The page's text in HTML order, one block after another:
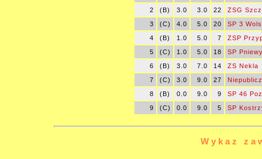
2
(B) 3.0 3.0 22
ZSG
3
(C) 4.0 5.0 20
SP 3
4
(B) 1.0 5.0 7
ZSP
5
(C) 1.0 5.0 18
SP
6
(B) 3.0 7.0 14
ZS Nekla
7
(C) 3.0 9.0 27
8
(B) 0.0 9.0 9
SP 46
9
(C) 0.0 9.0 5 SP
Wykaz